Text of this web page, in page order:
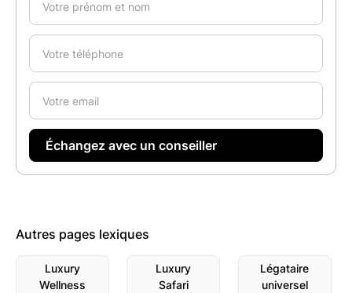
Autres pages lexiques
Luxury
Wellness
Luxury
Safari
Légataire
universel